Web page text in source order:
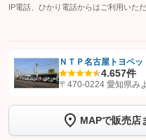
IP電話、ひかり電話からはご利用いただ
【STEP1】認証画面でグーネット
トーク画面で
ボタン
完了してください。
ＮＴＰ名古屋トヨペ
4.657件
〒470-0224 愛知県み
MAPで販売店